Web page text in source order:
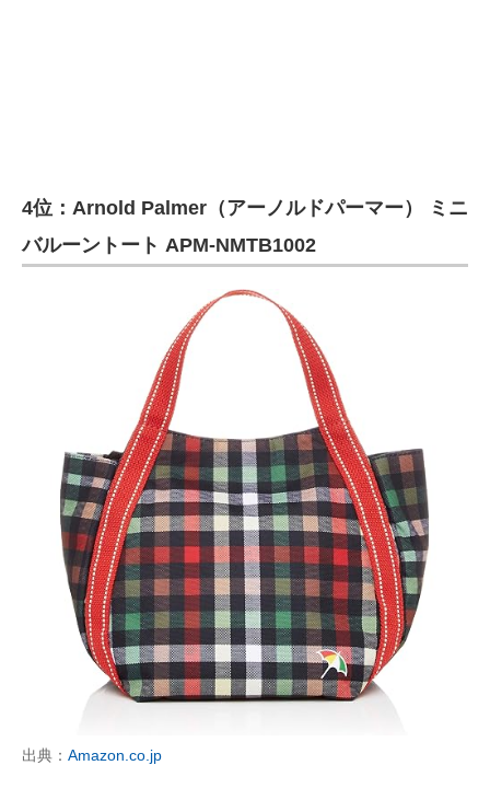
4位：Arnold Palmer（アーノルドパーマー） ミニ
バルーントート APM-NMTB1002
出典： Amazon.co.jp